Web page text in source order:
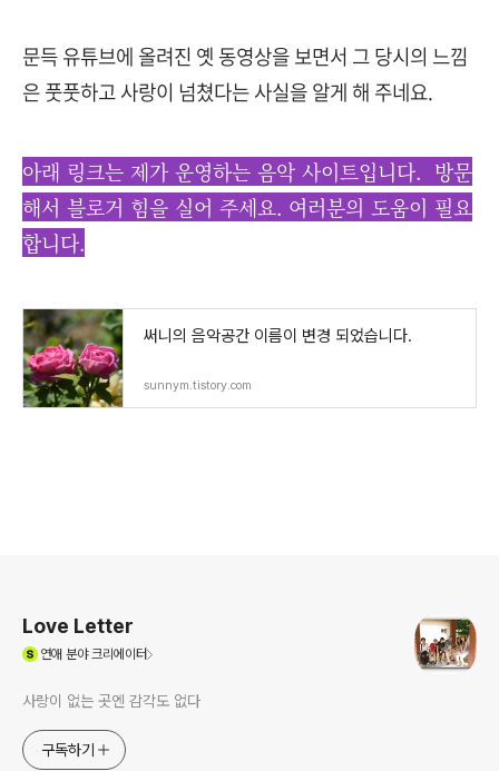
문득 유튜브에 올려진 옛 동영상을 보면서 그 당시의 느낌
은 풋풋하고 사랑이 넘쳤다는 사실을 알게 해 주네요.
아래 링크는 제가 운영하는 음악 사이트입니다. 방문
해서 블로거 힘을 실어 주세요. 여러분의 도움이 필요
합니다.
써니의 음악공간 이름이 변경 되었습니다.
sunnym.tistory.com
Love Letter
연애분야 크리에이터
사랑이 없는 곳엔 감각도 없다
구독하기